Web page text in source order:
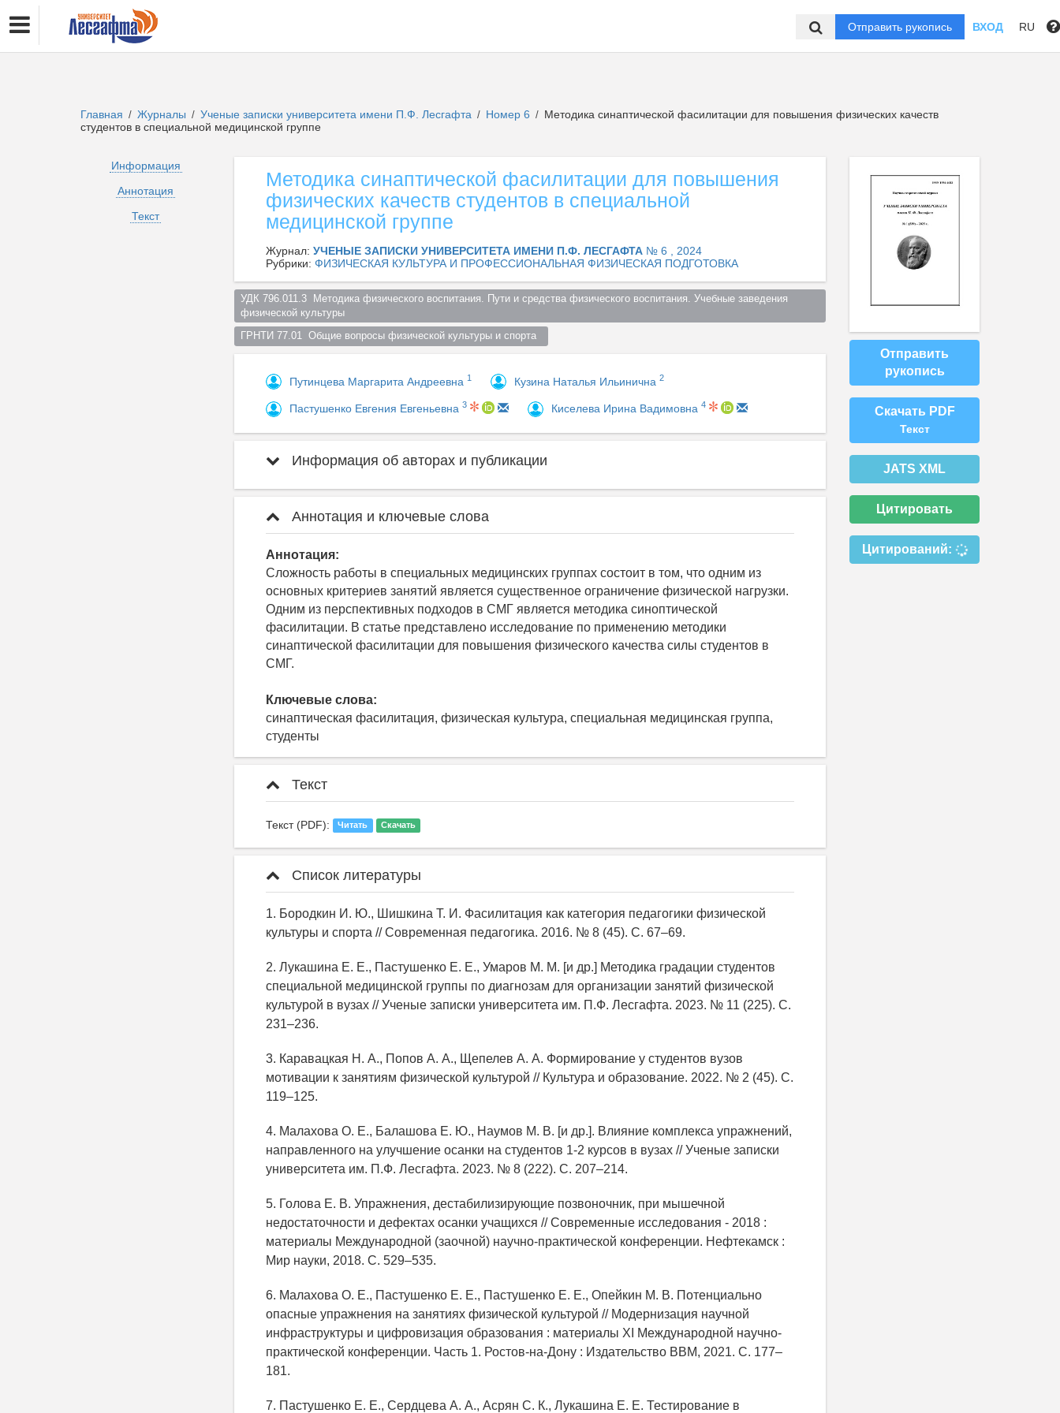
Отправить рукопись ВХОД RU
Главная / Журналы / Ученые записки университета имени П.Ф. Лесгафта / Номер 6 / Методика синаптической фасилитации для повышения физических качеств
студентов в специальной медицинской группе
Информация
Аннотация
Текст
Методика синаптической фасилитации для повышения
физических качеств студентов в специальной
медицинской группе
Журнал: УЧЕНЫЕ ЗАПИСКИ УНИВЕРСИТЕТА ИМЕНИ П.Ф. ЛЕСГАФТА № 6 , 2024
Рубрики: ФИЗИЧЕСКАЯ КУЛЬТУРА И ПРОФЕССИОНАЛЬНАЯ ФИЗИЧЕСКАЯ ПОДГОТОВКА
УДК 796.011.3  Методика физического воспитания. Пути и средства физического воспитания. Учебные заведения
физической культуры
ГРНТИ 77.01  Общие вопросы физической культуры и спорта
Путинцева Маргарита Андреевна 1 Кузина Наталья Ильинична 2
Пастушенко Евгения Евгеньевна 3 Киселева Ирина Вадимовна 4
Информация об авторах и публикации
Аннотация и ключевые слова
Аннотация:
Сложность работы в специальных медицинских группах состоит в том, что одним из
основных критериев занятий является существенное ограничение физической нагрузки.
Одним из перспективных подходов в СМГ является методика синоптической
фасилитации. В статье представлено исследование по применению методики
синаптической фасилитации для повышения физического качества силы студентов в
СМГ.
Ключевые слова:
синаптическая фасилитация, физическая культура, специальная медицинская группа,
студенты
Текст
Текст (PDF): Читать Скачать
Список литературы
1. Бородкин И. Ю., Шишкина Т. И. Фасилитация как категория педагогики физической
культуры и спорта // Современная педагогика. 2016. № 8 (45). С. 67–69.
2. Лукашина Е. Е., Пастушенко Е. Е., Умаров М. М. [и др.] Методика градации студентов
специальной медицинской группы по диагнозам для организации занятий физической
культурой в вузах // Ученые записки университета им. П.Ф. Лесгафта. 2023. № 11 (225). С.
231–236.
3. Каравацкая Н. А., Попов А. А., Щепелев А. А. Формирование у студентов вузов
мотивации к занятиям физической культурой // Культура и образование. 2022. № 2 (45). С.
119–125.
4. Малахова О. Е., Балашова Е. Ю., Наумов М. В. [и др.]. Влияние комплекса упражнений,
направленного на улучшение осанки на студентов 1-2 курсов в вузах // Ученые записки
университета им. П.Ф. Лесгафта. 2023. № 8 (222). С. 207–214.
5. Голова Е. В. Упражнения, дестабилизирующие позвоночник, при мышечной
недостаточности и дефектах осанки учащихся // Современные исследования - 2018 :
материалы Международной (заочной) научно-практической конференции. Нефтекамск :
Мир науки, 2018. С. 529–535.
6. Малахова О. Е., Пастушенко Е. Е., Пастушенко Е. Е., Опейкин М. В. Потенциально
опасные упражнения на занятиях физической культурой // Модернизация научной
инфраструктуры и цифровизация образования : материалы XI Международной научно-
практической конференции. Часть 1. Ростов-на-Дону : Издательство ВВМ, 2021. С. 177–
181.
7. Пастушенко Е. Е., Сердцева А. А., Асрян С. К., Лукашина Е. Е. Тестирование в
Отправить
рукопись
Скачать PDF
Текст
JATS XML
Цитировать
Цитирований: